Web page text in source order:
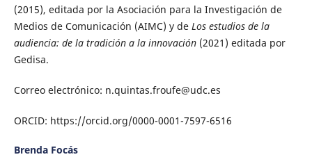
(2015), editada por la Asociación para la Investigación de
Medios de Comunicación (AIMC) y de Los estudios de la
audiencia: de la tradición a la innovación(2021) editada por
Gedisa.
Correo electrónico: n.quintas.froufe@udc.es
ORCID: https://orcid.org/0000-0001-7597-6516
Brenda Focás